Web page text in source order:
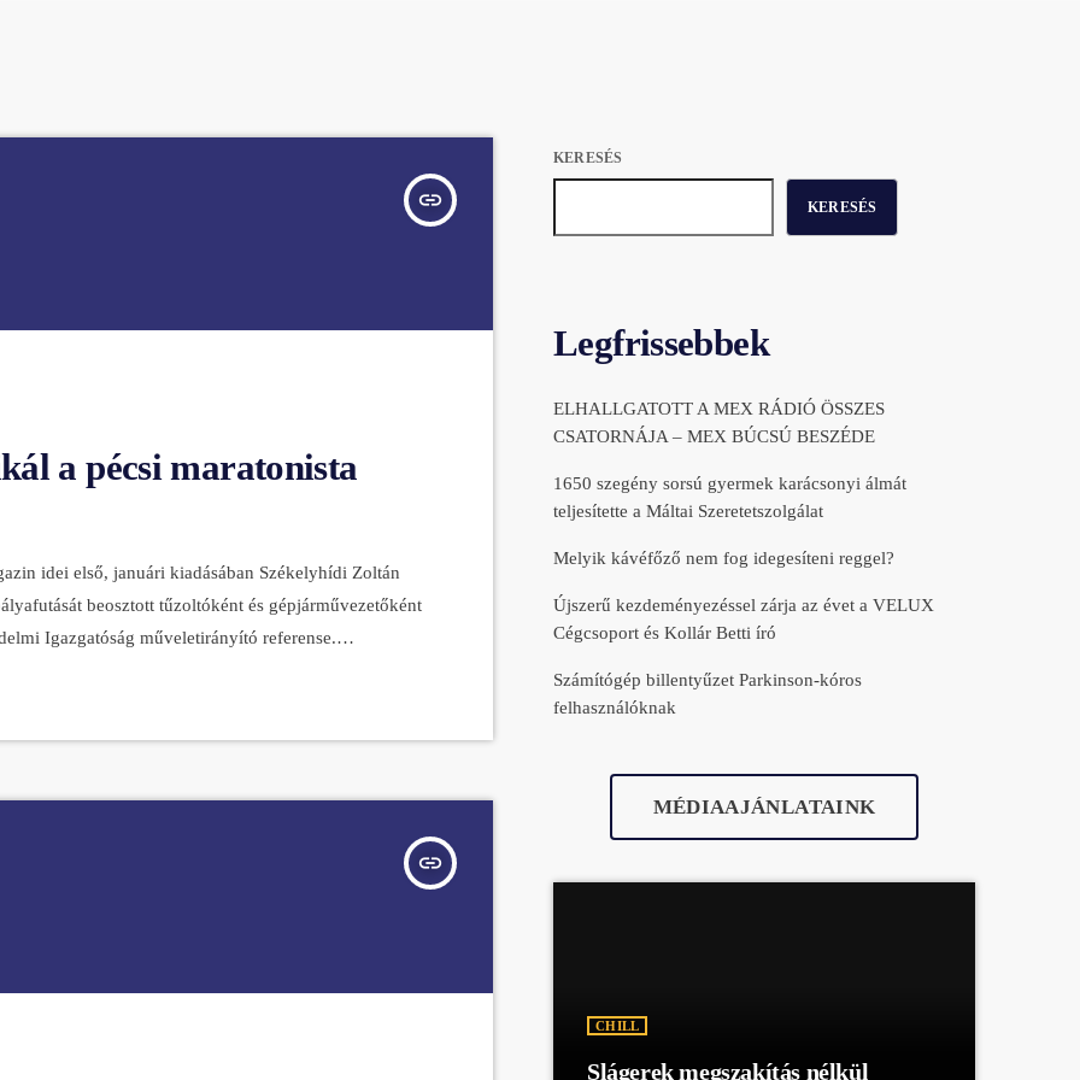
insert_link
a pécsi maratonista
idei első, januári kiadásában Székelyhídi Zoltán
beosztott tűzoltóként és gépjárművezetőként
Igazgatóság műveletirányító referense.
insert_link
KERESÉS
KERESÉS
Legfrissebbek
ELHALLGATOTT A MEX RÁDIÓ ÖSSZES
CSATORNÁJA – MEX BÚCSÚ BESZÉDE
1650 szegény sorsú gyermek karácsonyi álmát
teljesítette a Máltai Szeretetszolgálat
Melyik kávéfőző nem fog idegesíteni reggel?
Újszerű kezdeményezéssel zárja az évet a VELUX
Cégcsoport és Kollár Betti író
Számítógép billentyűzet Parkinson-kóros
felhasználóknak
MÉDIAAJÁNLATAINK
CHILL
Slágerek megszakítás nélkül